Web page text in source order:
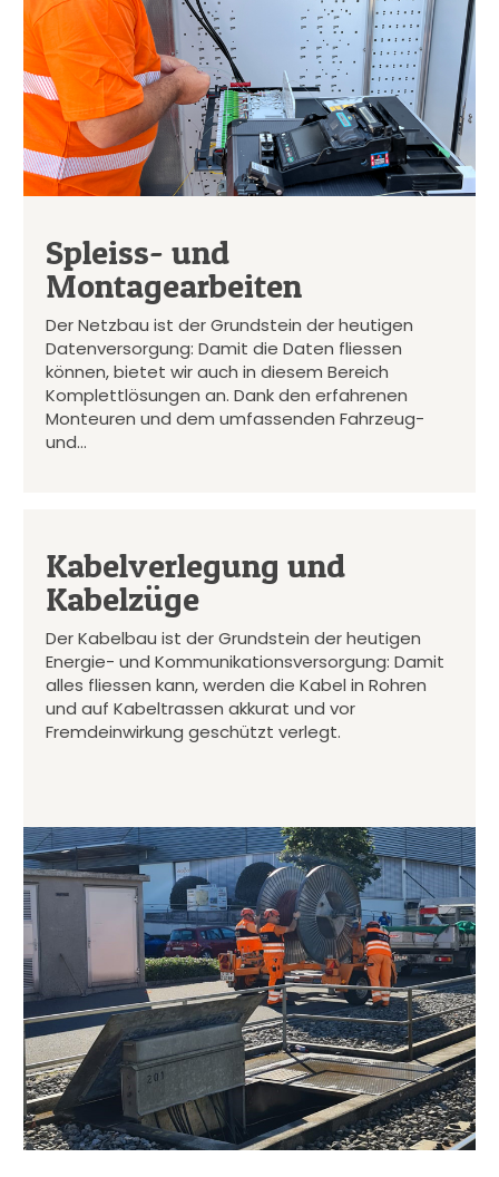
Spleiss- und
Montagearbeiten
Der Netzbau ist der Grundstein der heutigen
Datenversorgung: Damit die Daten fliessen
können, bietet wir auch in diesem Bereich
Komplettlösungen an. Dank den erfahrenen
Monteuren und dem umfassenden Fahrzeug-
und…
Kabelverlegung und
Kabelzüge
Der Kabelbau ist der Grundstein der heutigen
Energie- und Kommunikationsversorgung: Damit
alles fliessen kann, werden die Kabel in Rohren
und auf Kabeltrassen akkurat und vor
Fremdeinwirkung geschützt verlegt.